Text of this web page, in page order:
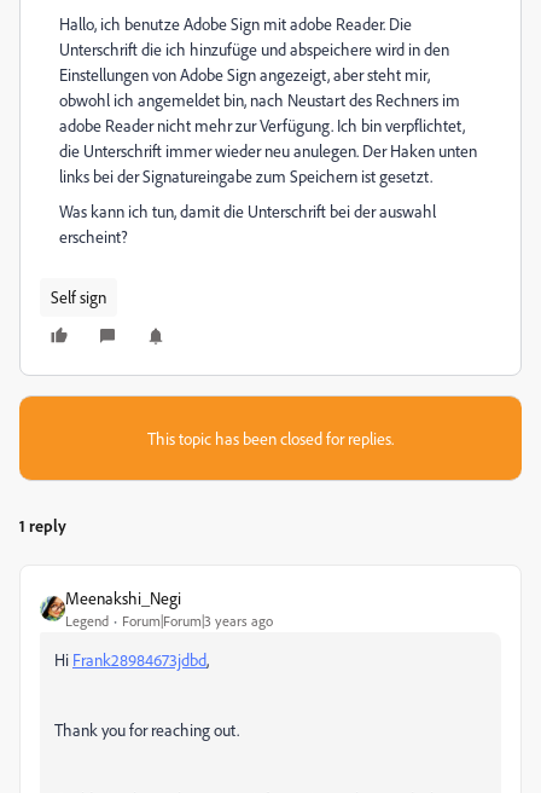
Hallo, ich benutze Adobe Sign mit adobe Reader. Die
Unterschrift die ich hinzufüge und abspeichere wird in den
Einstellungen von Adobe Sign angezeigt, aber steht mir,
obwohl ich angemeldet bin, nach Neustart des Rechners im
adobe Reader nicht mehr zur Verfügung. Ich bin verpflichtet,
die Unterschrift immer wieder neu anulegen. Der Haken unten
links bei der Signatureingabe zum Speichern ist gesetzt.
Was kann ich tun, damit die Unterschrift bei der auswahl
erscheint?
Self sign
This topic has been closed for replies.
1 reply
Meenakshi_Negi
Legend Forum|Forum|3 years ago
Hi Frank28984673jdbd,
Thank you for reaching out.